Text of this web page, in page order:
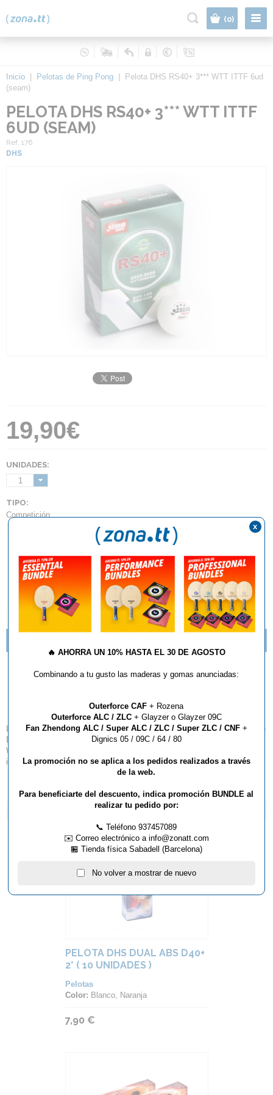
(0)
Inicio Pelotas de Ping Pong
Pelota DHS RS40+ 3*** WTT ITTF 6ud
(seam)
PELOTA DHS RS40+ 3*** WTT ITTF
6UD (SEAM)
Ref. 176
DHS
19,90€
UNIDADES:
1
TIPO:
Competición
AÑADIR AL CARRITO
DESCRIPCIÓN Y CARACTERÍSTICAS
Pelota DHS RS40+ 3***
WTT ITTF 6ud (seam)
La DHS RS40+ es una pelota de plástico de 3 estrellas de alta calidad de
DHS, diseñada como pelota oficial de competición para los eventos de la
WTT de 2025 a 2028. Fabricada con plástico reciclado PCR, refleja el
impulso de DHS hacia la sostenibilidad.
ARTÍCULOS QUE TE PUEDEN INTERESAR...
PELOTA DHS DUAL ABS D40+
2* ( 10 UNIDADES )
Pelotas
Color: Blanco, Naranja
7,90 €
🔥 AHORRA UN 10% HASTA EL 30 DE AGOSTO
Combinando a tu gusto las maderas y gomas anunciadas:
Outerforce CAF + Rozena
Outerforce ALC / ZLC+ Glayzer o Glayzer 09C
Fan Zhendong ALC / Super ALC / ZLC / Super ZLC / CNF+
Dignics 05 / 09C / 64 / 80
La promoción no se aplica a los pedidos realizados a través
de la web.
Para beneficiarte del descuento, indica promoción BUNDLE al
realizar tu pedido por:
📞 Teléfono 937457089
✉️ Correo electrónico a info@zonatt.com
🏪 Tienda física Sabadell (Barcelona)
No volver a mostrar de nuevo
x